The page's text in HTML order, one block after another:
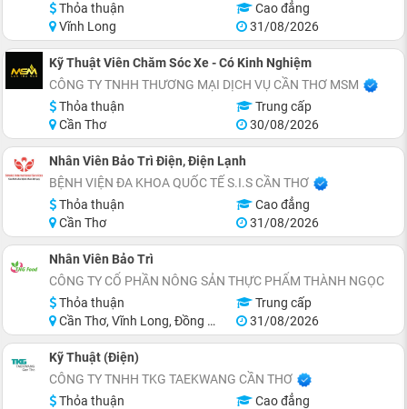
Thỏa thuận
Cao đẳng
Vĩnh Long
31/08/2026
Kỹ Thuật Viên Chăm Sóc Xe - Có Kinh Nghiệm
CÔNG TY TNHH THƯƠNG MẠI DỊCH VỤ CẦN THƠ MSM
Thỏa thuận
Trung cấp
Cần Thơ
30/08/2026
Nhân Viên Bảo Trì Điện, Điện Lạnh
BỆNH VIỆN ĐA KHOA QUỐC TẾ S.I.S CẦN THƠ
Thỏa thuận
Cao đẳng
Cần Thơ
31/08/2026
Nhân Viên Bảo Trì
CÔNG TY CỔ PHẦN NÔNG SẢN THỰC PHẨM THÀNH NGỌC
Thỏa thuận
Trung cấp
Cần Thơ, Vĩnh Long, Đồng Tháp, Miền Nam
31/08/2026
Kỹ Thuật (Điện)
CÔNG TY TNHH TKG TAEKWANG CẦN THƠ
Thỏa thuận
Cao đẳng